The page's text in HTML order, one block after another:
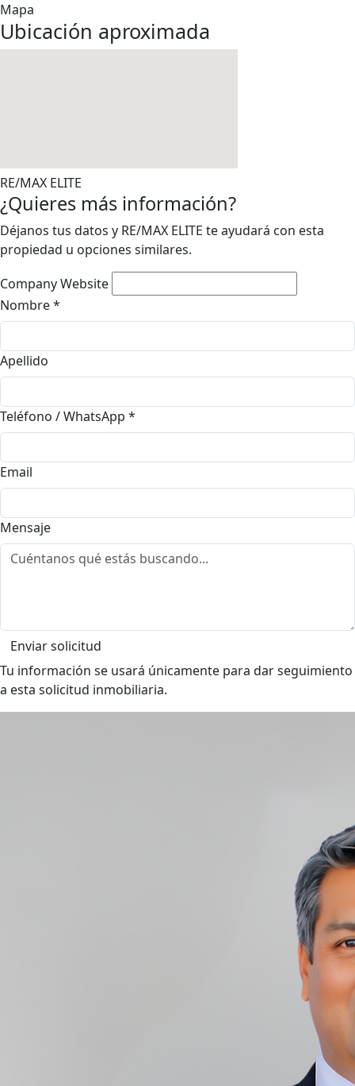
Mapa
Ubicación aproximada
RE/MAX ELITE
¿Quieres más información?
Déjanos tus datos y RE/MAX ELITE te ayudará con esta
propiedad u opciones similares.
Company Website
Nombre*
Apellido
Teléfono / WhatsApp *
Email
Mensaje
Enviar solicitud
Tu información se usará únicamente para dar seguimiento
a esta solicitud inmobiliaria.